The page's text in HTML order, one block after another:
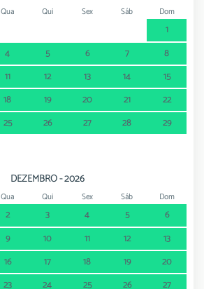
Qua Qui Sex Sáb Dom
1
4 5 6 7
8
11 12 13 14
15
18 19 20 21
22
25 26 27 28
29
DEZEMBRO - 2026
Qua Qui Sex Sáb Dom
2 3 4 5
6
9 10 11 12
13
16 17 18 19
20
23 24 25 26 27